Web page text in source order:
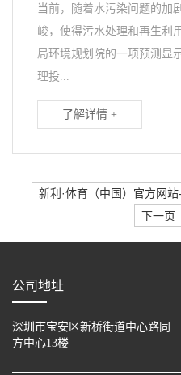
当前，随着水污染问题的加
峻，使得污水处理和再生利
局环境规划院的一项预测显
理投...
了解详情 +
新利·体育（中国）官方网
下一页
公司地址
深圳市宝安区新桥街道中心路同
方中心13楼